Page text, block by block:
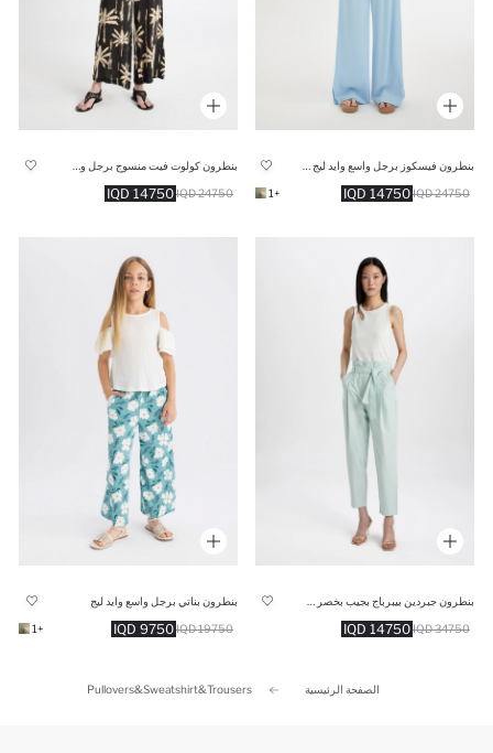
14750 IQD 24750 IQD
+1
14750 IQD 24750 IQD
14750 IQD 34750 IQD
بنطرون بناتي برجل واسع وايد ليج
9750 IQD 19750 IQD
+1
الصفحة الرئيسية Pullovers&Sweatshirt&Trousers